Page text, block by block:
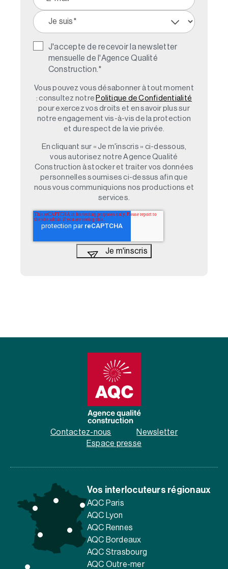
J'accepte de recevoir la newsletter
mensuelle de l'Agence Qualité
Construction. *
Vous pouvez vous désabonner à tout moment
: consultez notre Politique de Confidentialité
pour exercez vos droits et en savoir plus sur
notre engagement vis-à-vis de la protection
et du respect de la vie privée.
En cliquant sur « Je m'inscris » ci-dessous,
vous autorisez notre Agence Qualité
Construction à stocker et traiter vos données
personnelles soumises ci-dessus afin que
nous vous communiquions nos productions et
services.
Contactez-nous
Newsletter
Espace presse
Vos interlocuteurs régionaux
AQC Paris
AQC Lyon
AQC Rennes
AQC Bordeaux
AQC Strasbourg
AQC Outre-mer